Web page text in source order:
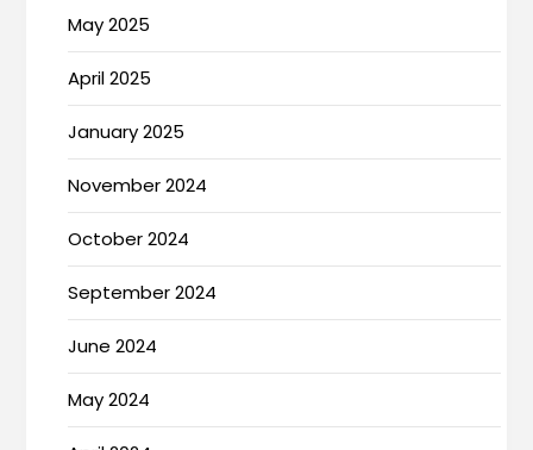
May 2025
April 2025
January 2025
November 2024
October 2024
September 2024
June 2024
May 2024